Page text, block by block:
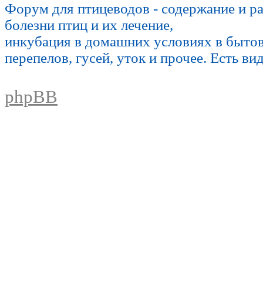
Форум для птицеводов - содержание и
болезни птиц и их лечение,
инкубация в домашних условиях в
перепелов, гусей, уток и прочее. Есть
phpBB